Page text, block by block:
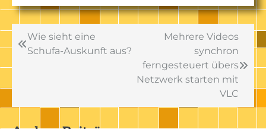
Beitragsnavigation
Wie sieht eine
Schufa-Auskunft aus?
Mehrere Videos
synchron
ferngesteuert übers
Netzwerk starten mit
VLC